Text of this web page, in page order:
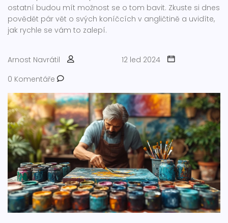
ostatní budou mít možnost se o tom bavit. Zkuste si dnes
povědět pár vět o svých koníčcích v angličtině a uvidíte,
jak rychle se vám to zalepí.
Arnost Navrátil
12 led 2024
0 Komentáře